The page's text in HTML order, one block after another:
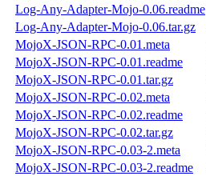
Log-Any-Adapter-Mojo-0.06.readme
Log-Any-Adapter-Mojo-0.06.tar.gz
MojoX-JSON-RPC-0.01.meta
MojoX-JSON-RPC-0.01.readme
MojoX-JSON-RPC-0.01.tar.gz
MojoX-JSON-RPC-0.02.meta
MojoX-JSON-RPC-0.02.readme
MojoX-JSON-RPC-0.02.tar.gz
MojoX-JSON-RPC-0.03-2.meta
MojoX-JSON-RPC-0.03-2.readme